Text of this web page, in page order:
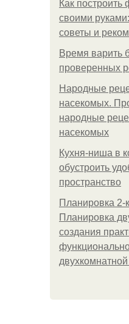
Как
своими
советы и
Время варить
проверенных
Народные
насекомых.
народные
насекомых
Кухня-ниша в
обустроить
пространство
Планировка 2-
Планировка
создания